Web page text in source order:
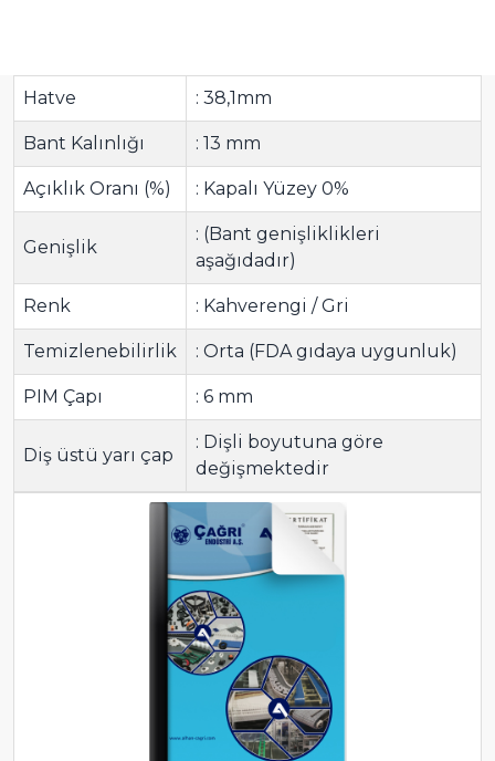
Hatve : 38,1mm
Bant Kalınlığı : 13 mm
Açıklık Oranı (%) : Kapalı Yüzey 0%
Genişlik
: (Bant genişliklikleri
aşağıdadır)
Renk : Kahverengi / Gri
Temizlenebilirlik : Orta (FDA gıdaya uygunluk)
PIM Çapı : 6 mm
Diş üstü yarı çap
: Dişli boyutuna göre
değişmektedir